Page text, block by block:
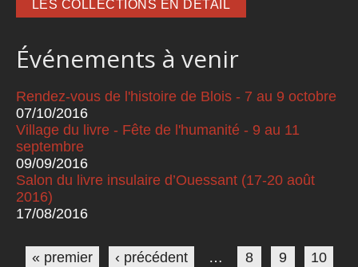
LES COLLECTIONS EN DÉTAIL
Événements à venir
Rendez-vous de l'histoire de Blois - 7 au 9 octobre
07/10/2016
Village du livre - Fête de l'humanité - 9 au 11
septembre
09/09/2016
Salon du livre insulaire d’Ouessant (17-20 août
2016)
17/08/2016
Pages
« premier ‹ précédent … 8 9 10